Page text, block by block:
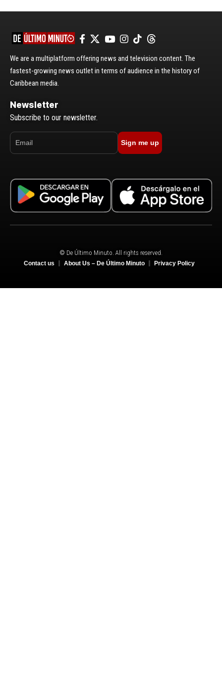
We are a multiplatform offering news and television content. The
fastest-growing news outlet in terms of audience in the history of
Caribbean media.
Newsletter
Subscribe to our newsletter.
Sign me up
© De Último Minuto. All rights reserved.
Contact us About Us – De Último Minuto Privacy Policy